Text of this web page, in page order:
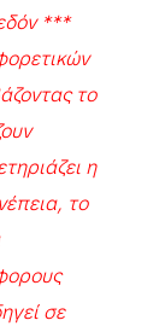
***
το
η
το
σε